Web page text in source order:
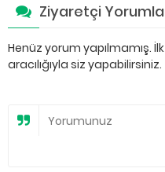
Ziyaretçi
Henüz yorum yapılmamış.
aracılığıyla siz yapabilirsiniz.